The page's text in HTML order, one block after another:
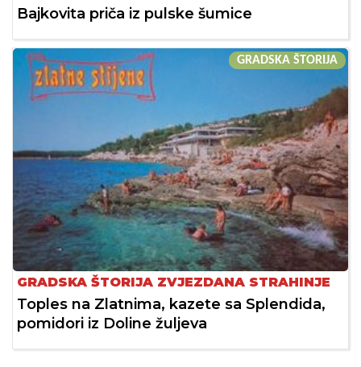
Bajkovita priča iz pulske šumice
GRADSKA ŠTORIJA
GRADSKA ŠTORIJA ZVJEZDANA STRAHINJE
Toples na Zlatnima, kazete sa Splendida,
pomidori iz Doline žuljeva